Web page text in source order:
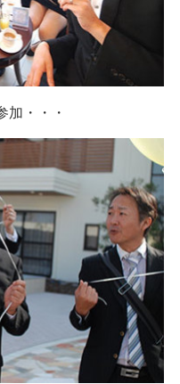
加・・・